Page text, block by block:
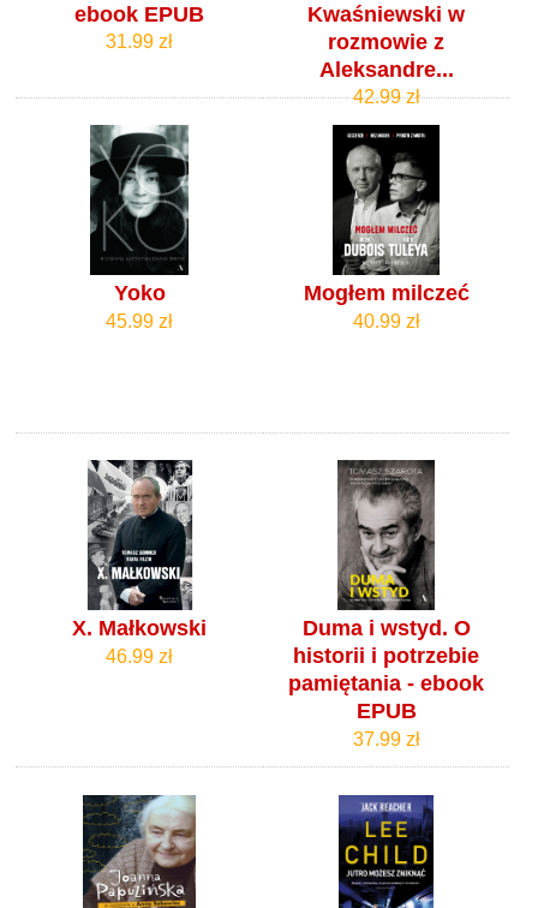
ebook EPUB
31.99 zł
Kwaśniewski w
rozmowie z
Aleksandre...
42.99 zł
Yoko
45.99 zł
Mogłem milczeć
40.99 zł
X. Małkowski
46.99 zł
Duma i wstyd. O
historii i potrzebie
pamiętania - ebook
EPUB
37.99 zł